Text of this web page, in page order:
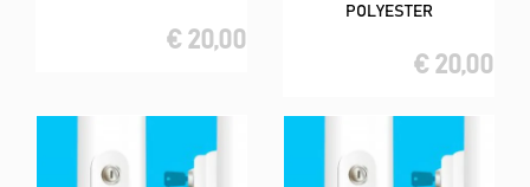
€ 20,00
POLYESTER
€ 20,00